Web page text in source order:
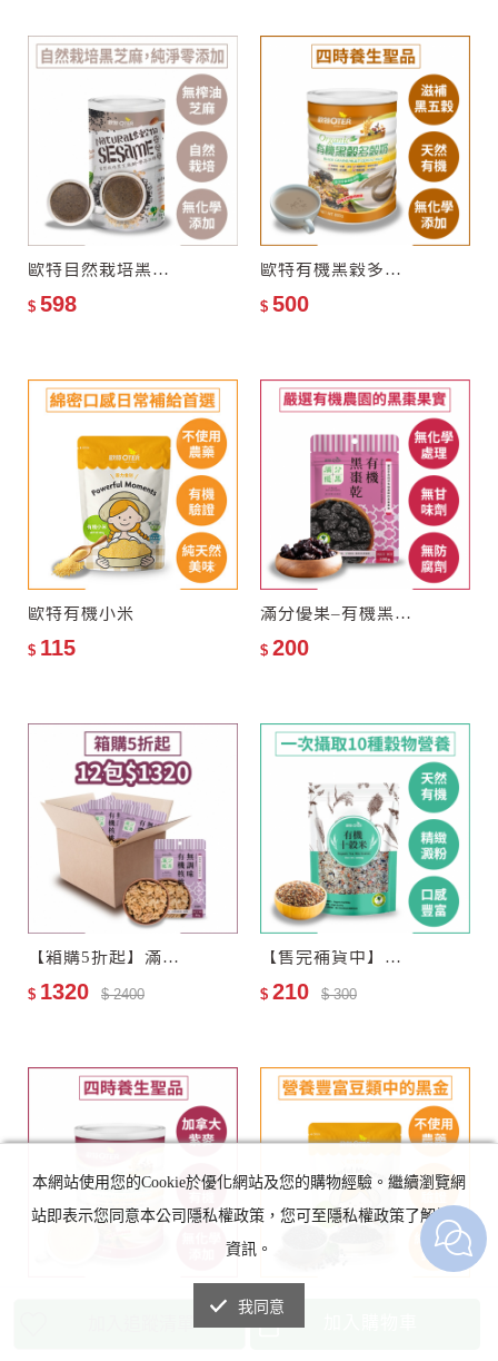
加入追蹤清單
歐特自然栽培黑芝麻糊-零添加糖
$ 598
歐特有機黑穀多穀奶(罐裝)
$ 500
歐特有機小米
$ 115
滿分優果–有機黑棗乾
$ 200
【箱購5折起】滿分優果–無調味有機核桃12包–效期至2027-06-17
$ 1320 $ 2400
【售完補貨中】歐特有機十穀米
$ 210 $ 300
歐特有機黑豆
100
本網站使用您的Cookie於優化網站及您的購物經驗。繼續瀏覽網
站即表示您同意本公司隱私權政策，您可至隱私權政策了解詳細
資訊。
我同意